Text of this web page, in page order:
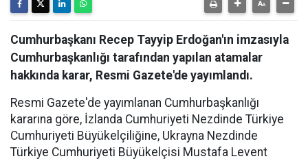
Cumhurbaşkanı Recep Tayyip Erdoğan'ın imzasıyla
Cumhurbaşkanlığı tarafından yapılan atamalar
hakkında karar, Resmi Gazete'de yayımlandı.
Resmi Gazete'de yayımlanan Cumhurbaşkanlığı
kararına göre, İzlanda Cumhuriyeti Nezdinde Türkiye
Cumhuriyeti Büyükelçiliğine, Ukrayna Nezdinde
Türkiye Cumhuriyeti Büyükelçisi Mustafa Levent